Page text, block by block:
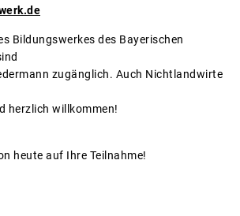
Bildungswerkes des Bayerischen
zugänglich. Auch Nichtlandwirte
herzlich willkommen!
heute auf Ihre Teilnahme!